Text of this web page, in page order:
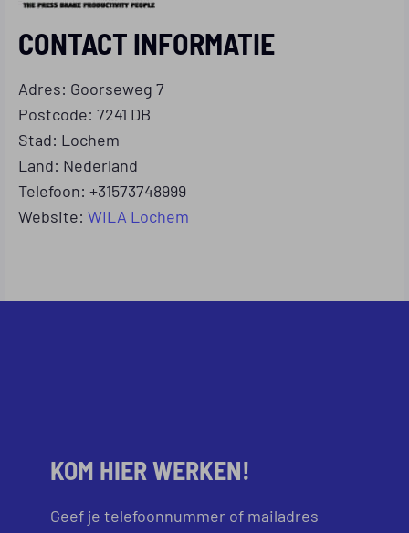
CONTACT INFORMATIE
Adres: Goorseweg 7
Postcode: 7241 DB
Stad: Lochem
Land: Nederland
Telefoon: +31573748999
Website: WILA Lochem
KOM HIER WERKEN!
Geef je telefoonnummer of mailadres